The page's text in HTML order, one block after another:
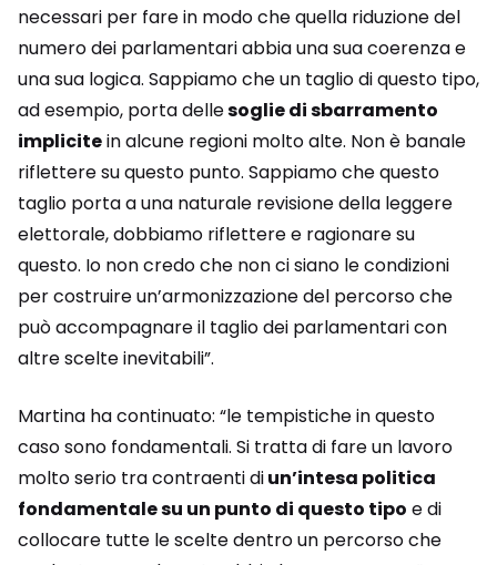
necessari per fare in modo che quella riduzione del
numero dei parlamentari abbia una sua coerenza e
una sua logica. Sappiamo che un taglio di questo tipo,
ad esempio, porta dellesoglie di sbarramento
implicitein alcune regioni molto alte. Non è banale
riflettere su questo punto. Sappiamo che questo
taglio porta a una naturale revisione della leggere
elettorale, dobbiamo riflettere e ragionare su
questo. Io non credo che non ci siano le condizioni
per costruire un’armonizzazione del percorso che
può accompagnare il taglio dei parlamentari con
altre scelte inevitabili”.
Martina ha continuato: “le tempistiche in questo
caso sono fondamentali. Si tratta di fare un lavoro
molto serio tra contraenti diun’intesa politica
fondamentale su un punto di questo tipo e di
collocare tutte le scelte dentro un percorso che